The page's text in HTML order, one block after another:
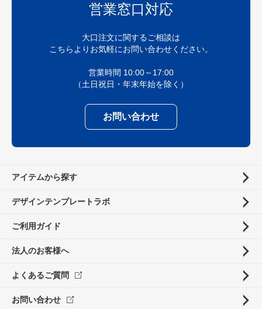
営業窓口対応
大口注文に関するご相談は
こちらよりお気軽にお問い合わせください。
営業時間 10:00～17:00
（土日祝日・年末年始を除く）
お問い合わせ
アイテムから探す
デザインテンプレートラボ
ご利用ガイド
法人のお客様へ
よくあるご質問
お問い合わせ